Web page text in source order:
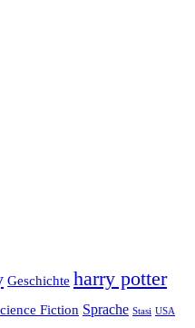
Geschichte harry potter
Fiction Sprache Stasi USA